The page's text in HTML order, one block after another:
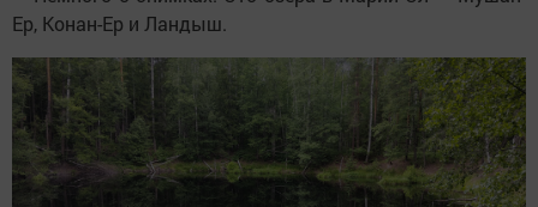
Ер, Конан-Ер и Ландыш.